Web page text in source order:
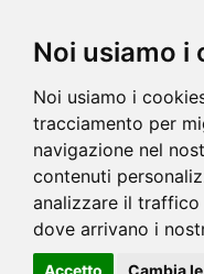
Noi usiamo i
Noi usiamo i
tracciamento per
navigazione nel
contenuti
analizzare il
dove arrivano i
Accetto Cambia